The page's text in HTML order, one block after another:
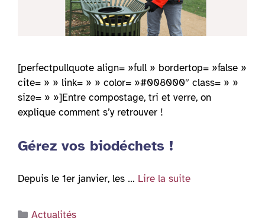
[perfectpullquote align= »full » bordertop= »false »
cite= » » link= » » color= »#008000″ class= » »
size= » »]Entre compostage, tri et verre, on
explique comment s’y retrouver !
Gérez vos biodéchets !
Depuis le 1er janvier, les … Lire la suite
Catégories
Actualités